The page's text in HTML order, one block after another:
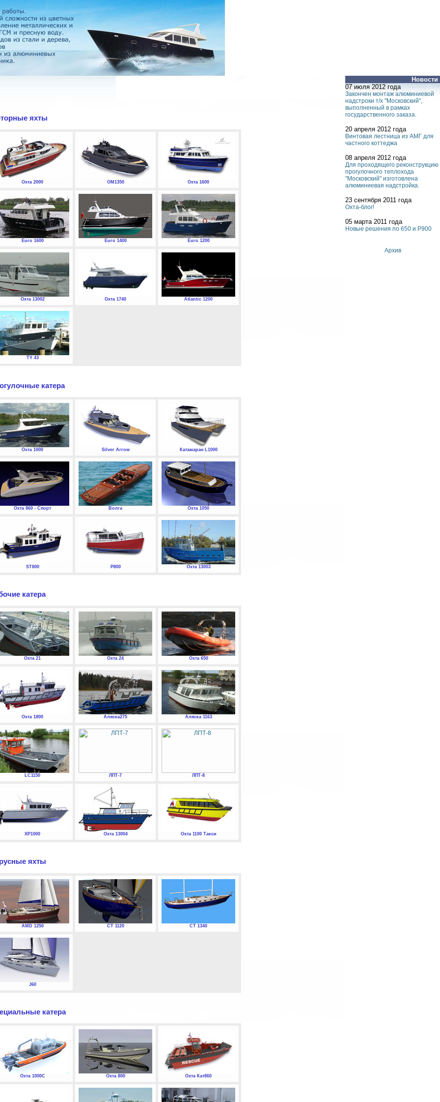
Новости
07 июля 2012 года
Закончен монтаж алюминиевой
надстроки т/х "Московский",
выполненный в рамках
государственного заказа.
20 апреля 2012 года
Винтовая лестница из АМГ для
частного коттеджа
08 апреля 2012 года
Для проходящего реконструкцию
прогулочного теплохода
"Московский" изготовлена
алюминиевая надстройка.
23 сентября 2011 года
Охта-блог!
05 марта 2011 года
Новые решения по 650 и P900
Архив
яхты
Охта 2000 ОМ1350 Охта 1600
Euro 1600 Euro 1400 Euro 1200
Охта 13002 Охта 1740 Atlantic 1200
TY 43
катера
Охта 1000 Silver Arrow Катамаран L1000
Охта 860 - Спорт Волга Охта 1050
ST800 P800 Охта 13003
катера
Охта 21 Охта 24 Охта 650
Охта 1800 Аляска275 Аляска 1163
LC1150 ЛПТ-7 ЛПТ-8
XP1000 Охта 13004 Охта 1100 Такси
яхты
AMD 1250 СТ 1120 СТ 1340
J60
катера
Охта 1000С Охта 800 Охта Кат860